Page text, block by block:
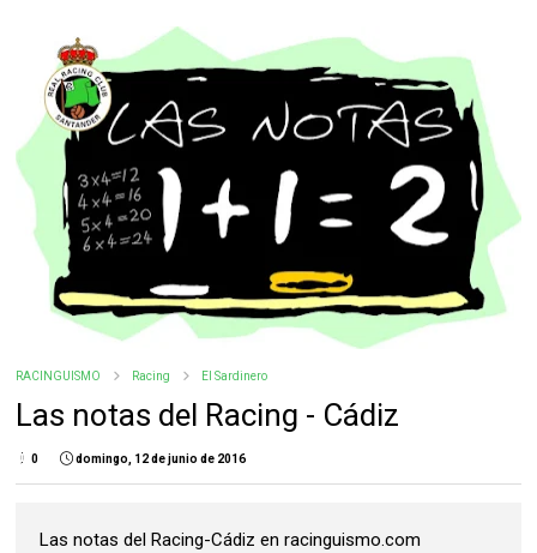
RACINGUISMO Racing El Sardinero
Las notas del Racing - Cádiz
0 domingo, 12 de junio de 2016
Las notas del Racing-Cádiz en racinguismo.com